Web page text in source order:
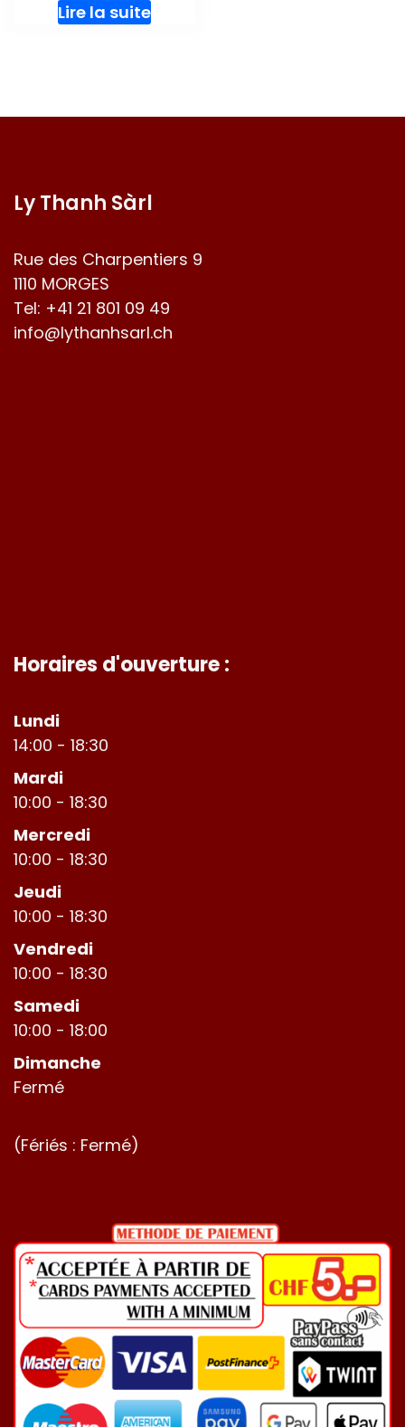
Lire la suite
Ly Thanh Sàrl
Rue des Charpentiers 9
1110 MORGES
Tel: +41 21 801 09 49
info@lythanhsarl.ch
Horaires d'ouverture :
Lundi
14:00 - 18:30
Mardi
10:00 - 18:30
Mercredi
10:00 - 18:30
Jeudi
10:00 - 18:30
Vendredi
10:00 - 18:30
Samedi
10:00 - 18:00
Dimanche
Fermé
(Fériés : Fermé)